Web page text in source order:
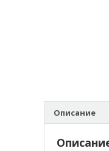
Описание